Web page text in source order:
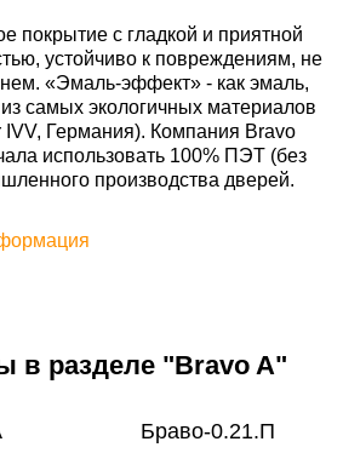
покрытие c гладкой и приятной
устойчиво к повреждениям, не
«Эмаль-эффект» - как эмаль,
самых экологичных материалов
IVV, Германия). Компания Bravo
использовать 100% ПЭТ (без
производства дверей.
в разделе "Bravo A"
Браво-0.21.П